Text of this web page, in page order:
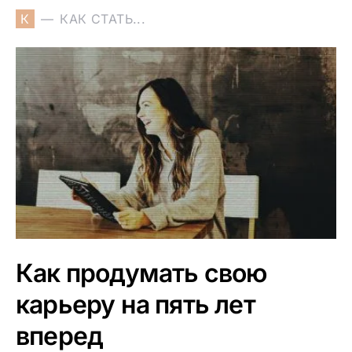
К КАК СТАТЬ...
Как продумать свою
карьеру на пять лет
вперед